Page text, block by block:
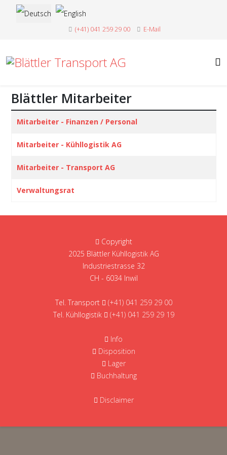
Sprache auswählen
(+41) 041 259 29 00 E-Mail
Blättler Mitarbeiter
Titel
Mitarbeiter - Finanzen / Personal
Mitarbeiter - Kühllogistik AG
Mitarbeiter - Transport AG
Verwaltungsrat
Copyright
2025 Blättler Kühllogistik AG
Industriestrasse 32
CH - 6034 Inwil
Tel. Transport
(+41) 041 259 29 00
Tel. Kühllogistik
(+41) 041 259 29 19
Info
Disposition
Lager
Buchhaltung
Disclaimer